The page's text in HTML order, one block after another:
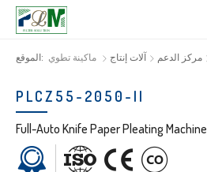
الموقع: مركز الدعم آلات إنتاج ماكينة تطوي
PLCZ55-2050-II
Full-Auto Knife Paper Pleating Machine